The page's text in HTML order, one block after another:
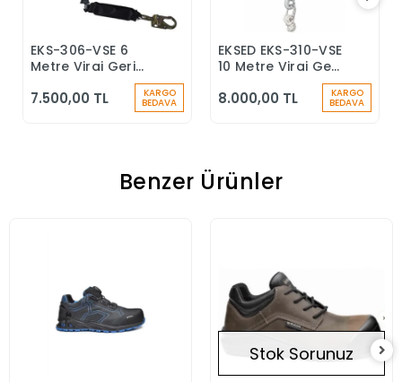
Sepete Ekle
EKS-306-VSE 6
Metre Viraj Geri
Durdurucu Keskin
7.500,00 TL KARGO
BEDAVA
Sepete Ekle
EKSED EKS-310-VSE
10 Metre Viraj Geri
Durdurucu
8.000,00 TL KARGO
BEDAVA
Benzer Ürünler
Stok Sorunuz